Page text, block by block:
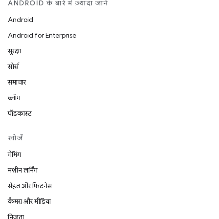
ANDROID के बारे में ज़्यादा जानें
Android
Android for Enterprise
सुरक्षा
सोर्स
समाचार
ब्लॉग
पॉडकास्ट
खोजें
गेमिंग
मशीन लर्निंग
सेहत और फ़िटनेस
कैमरा और मीडिया
निजता